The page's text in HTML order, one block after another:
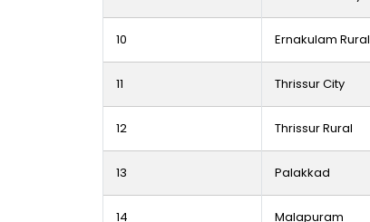
10 Ernakulam Rural
11 Thrissur City
12 Thrissur Rural
13 Palakkad
14 Malapuram